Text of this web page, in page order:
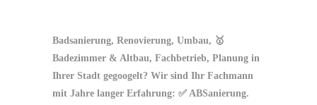
Badsanierung, Renovierung, Umbau, 🥇
Badezimmer & Altbau, Fachbetrieb, Planung in
Ihrer Stadt gegoogelt? Wir sind Ihr Fachmann
mit Jahre langer Erfahrung: ✅ ABSanierung.